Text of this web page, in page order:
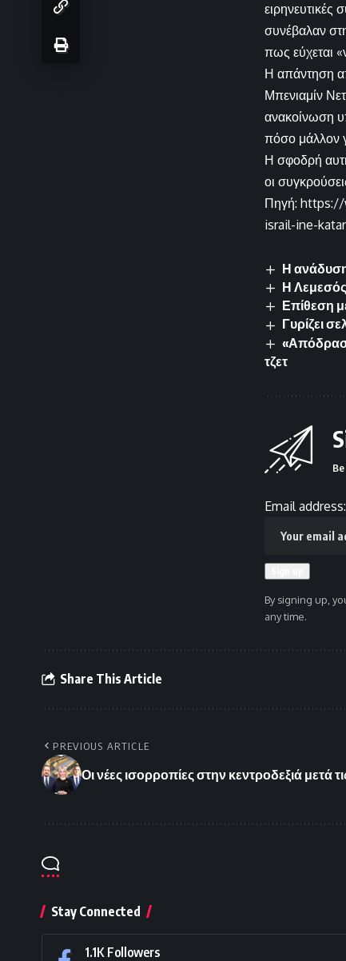
συνέβαλαν
πως εύχεται
Η απάντηση
Μπενιαμίν
ανακοίνωση
πόσο μάλλον
Η σφοδρή
οι
Πηγή:
israil-ine-
Η
Η Λεμεσός
Επίθεση
Γυρίζει
τζετ
Email address:
By signing up,
any time.
Share This Article
PREVIOUS ARTICLE
Οι νέες ισορροπίες στην κεντροδεξιά μετά
Stay Connected
1.1K Followers